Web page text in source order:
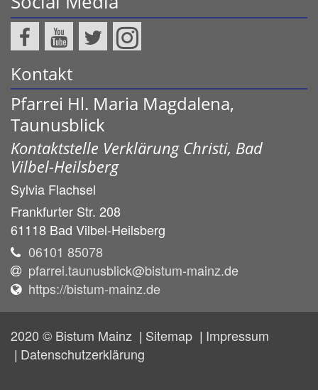
Kontakt
Pfarrei Hl. Maria Magdalena,
Taunusblick
Kontaktstelle Verklärung Christi, Bad
Vilbel-Heilsberg
Sylvia Flachsel
Frankfurter Str. 208
61118 Bad Vilbel-Heilsberg
06101 85078
pfarrei.taunusblick@bistum-mainz.de
https://bistum-mainz.de
2020 © Bistum Mainz Sitemap
Impressum
Datenschutzerklärung